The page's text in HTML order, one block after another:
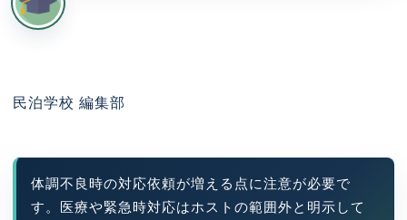
民泊学校 編集部
体調不良時の対応依頼が増える点に注意が必要で
す。医療や緊急時対応はホストの範囲外と明示して